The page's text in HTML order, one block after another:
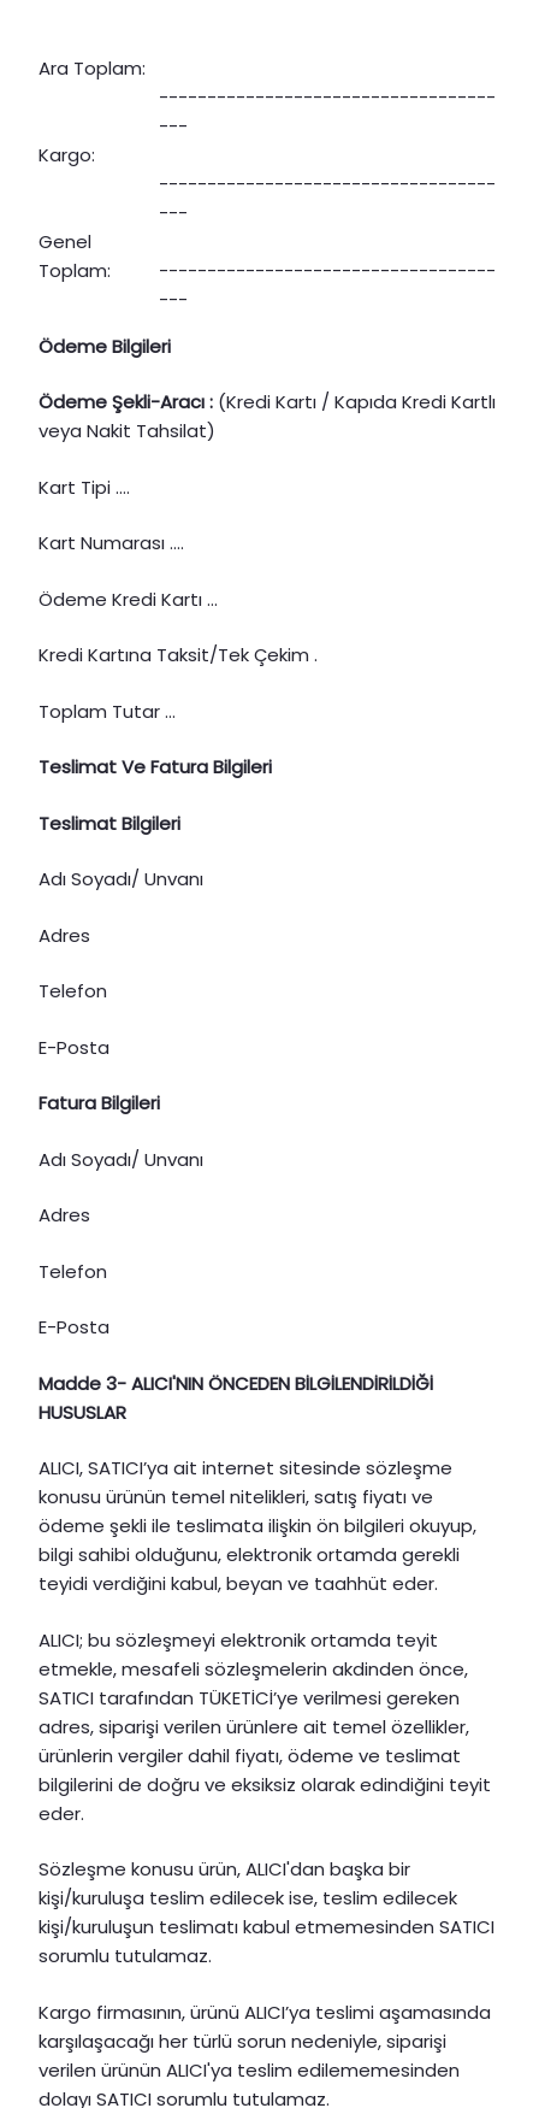
Ara Toplam:
-----------------------------------
---
Kargo:
-----------------------------------
---
Genel
Toplam:
-----------------------------------
---
Ödeme Bilgileri
Ödeme Şekli-Aracı : (Kredi Kartı / Kapıda Kredi Kartlı
veya Nakit Tahsilat)
Kart Tipi ....
Kart Numarası ....
Ödeme Kredi Kartı ...
Kredi Kartına Taksit/Tek Çekim .
Toplam Tutar ...
Teslimat Ve Fatura Bilgileri
Teslimat Bilgileri
Adı Soyadı/ Unvanı
Adres
Telefon
E-Posta
Fatura Bilgileri
Adı Soyadı/ Unvanı
Adres
Telefon
E-Posta
Madde 3- ALICI'NIN ÖNCEDEN BİLGİLENDİRİLDİĞİ
HUSUSLAR
ALICI, SATICI’ya ait internet sitesinde sözleşme
konusu ürünün temel nitelikleri, satış fiyatı ve
ödeme şekli ile teslimata ilişkin ön bilgileri okuyup,
bilgi sahibi olduğunu, elektronik ortamda gerekli
teyidi verdiğini kabul, beyan ve taahhüt eder.
ALICI; bu sözleşmeyi elektronik ortamda teyit
etmekle, mesafeli sözleşmelerin akdinden önce,
SATICI tarafından TÜKETİCİ’ye verilmesi gereken
adres, siparişi verilen ürünlere ait temel özellikler,
ürünlerin vergiler dahil fiyatı, ödeme ve teslimat
bilgilerini de doğru ve eksiksiz olarak edindiğini teyit
eder.
Sözleşme konusu ürün, ALICI'dan başka bir
kişi/kuruluşa teslim edilecek ise, teslim edilecek
kişi/kuruluşun teslimatı kabul etmemesinden SATICI
sorumlu tutulamaz.
Kargo firmasının, ürünü ALICI’ya teslimi aşamasında
karşılaşacağı her türlü sorun nedeniyle, siparişi
verilen ürünün ALICI'ya teslim edilememesinden
dolayı SATICI sorumlu tutulamaz.